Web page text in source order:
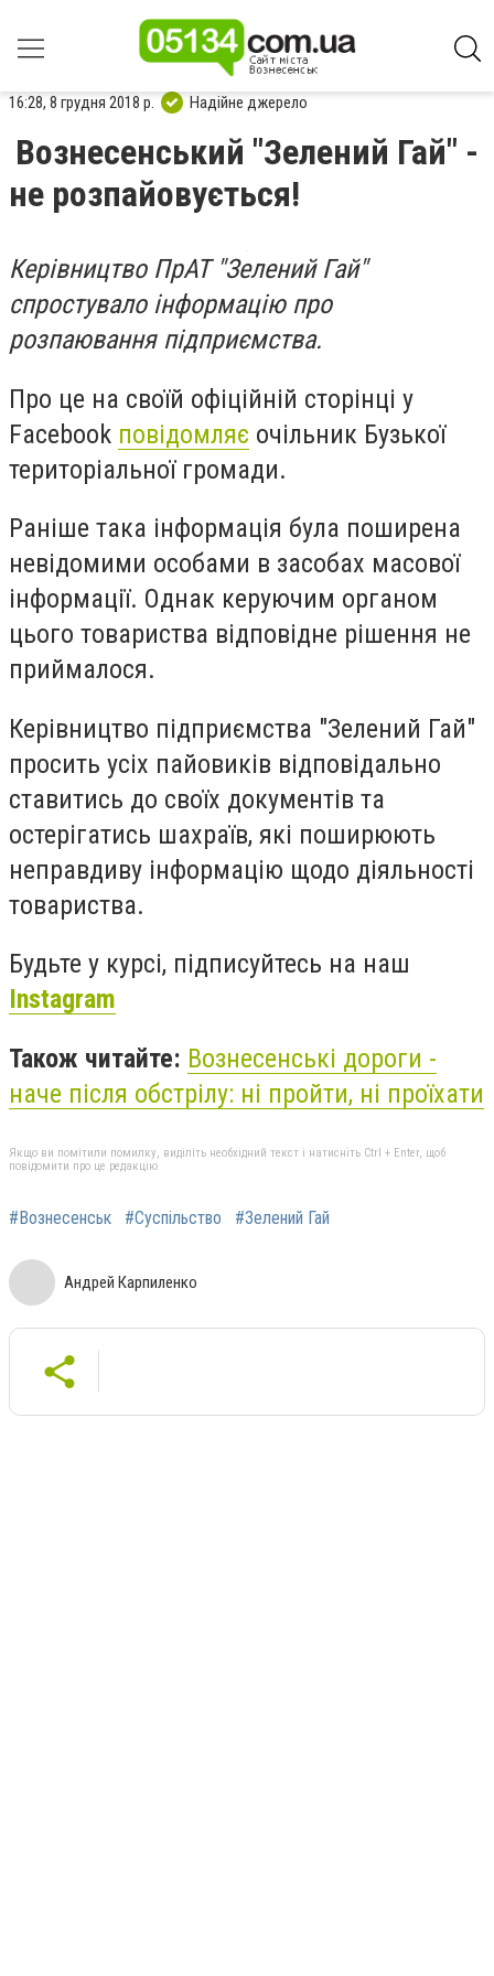
16:28, 8 грудня 2018 р. Надійне джерело
Вознесенський "Зелений Гай" -
не розпайовується!
Керівництво ПрАТ "Зелений Гай"
спростувало інформацію про
розпаювання підприємства.
Про це на своїй офіційній сторінці у
Facebook повідомляє очільник Бузької
територіальної громади.
Раніше така інформація була поширена
невідомими особами в засобах масової
інформації. Однак керуючим органом
цього товариства відповідне рішення не
приймалося.
Керівництво підприємства "Зелений Гай"
просить усіх пайовиків відповідально
ставитись до своїх документів та
остерігатись шахраїв, які поширюють
неправдиву інформацію щодо діяльності
товариства.
Будьте у курсі, підписуйтесь на наш
Instagram
Також читайте: Вознесенські дороги -
наче після обстрілу: ні пройти, ні проїхати
Якщо ви помітили помилку, виділіть необхідний текст і натисніть Ctrl + Enter, щоб
повідомити про це редакцію
#Вознесенськ #Суспільство #Зелений Гай
Андрей Карпиленко